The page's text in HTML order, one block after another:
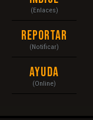
(Enlaces)
Reportar
(Notificar)
Ayuda
(Online)